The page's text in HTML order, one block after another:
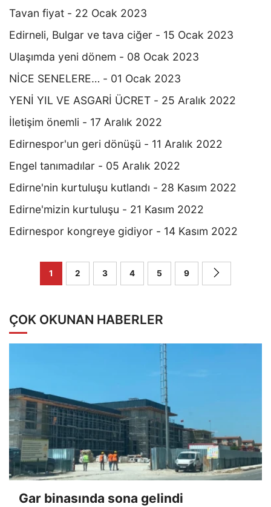
Tavan fiyat - 22 Ocak 2023
Edirneli, Bulgar ve tava ciğer - 15 Ocak 2023
Ulaşımda yeni dönem - 08 Ocak 2023
NİCE SENELERE… - 01 Ocak 2023
YENİ YIL VE ASGARİ ÜCRET - 25 Aralık 2022
İletişim önemli - 17 Aralık 2022
Edirnespor'un geri dönüşü - 11 Aralık 2022
Engel tanımadılar - 05 Aralık 2022
Edirne'nin kurtuluşu kutlandı - 28 Kasım 2022
Edirne'mizin kurtuluşu - 21 Kasım 2022
Edirnespor kongreye gidiyor - 14 Kasım 2022
1 2 3 4 5 9
ÇOK OKUNAN HABERLER
Gar binasında sona gelindi